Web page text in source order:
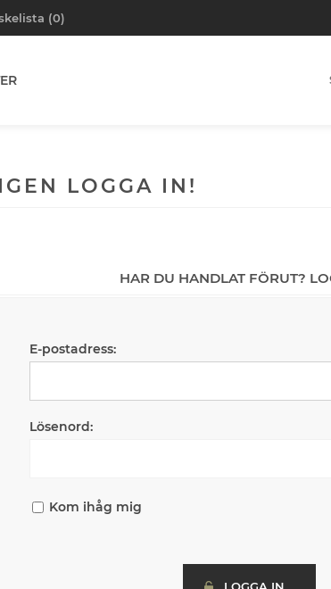
(0)
LOGGA IN!
HAR DU HANDLAT FÖRUT?
E-postadress:
Lösenord:
Kom ihåg mig
LOGGA IN